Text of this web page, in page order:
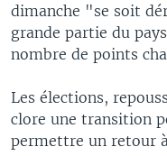
dimanche "se soit
grande partie du
nombre de points
Les élections,
clore une transition
permettre un retour